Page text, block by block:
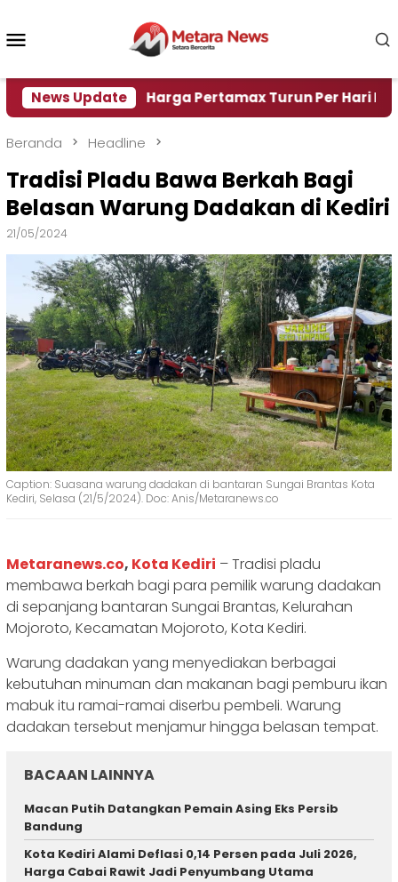
konten
News Update
Harga Pertamax Turun Per Hari Ini, Segini
Beranda Headline
Tradisi Pladu Bawa Berkah Bagi
Belasan Warung Dadakan di Kediri
21/05/2024
Caption: Suasana warung dadakan di bantaran Sungai Brantas Kota
Kediri, Selasa (21/5/2024). Doc: Anis/Metaranews.co
Metaranews.co, Kota Kediri – Tradisi pladu
membawa berkah bagi para pemilik warung dadakan
di sepanjang bantaran Sungai Brantas, Kelurahan
Mojoroto, Kecamatan Mojoroto, Kota Kediri.
Warung dadakan yang menyediakan berbagai
kebutuhan minuman dan makanan bagi pemburu ikan
mabuk itu ramai-ramai diserbu pembeli. Warung
dadakan tersebut menjamur hingga belasan tempat.
BACAAN LAINNYA
Macan Putih Datangkan Pemain Asing Eks Persib
Bandung
Kota Kediri Alami Deflasi 0,14 Persen pada Juli 2026,
Harga Cabai Rawit Jadi Penyumbang Utama